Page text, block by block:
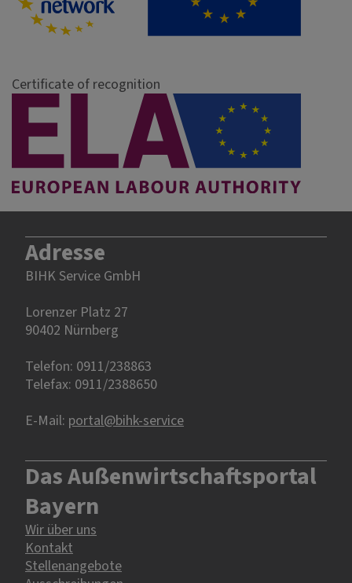
Certificate of recognition
Adresse
BIHK Service GmbH
Lorenzer Platz 27
90402 Nürnberg‎‎
Telefon: 0911/238863
Telefax: 0911/2388650
E-Mail: portal@bihk-service
Das Außenwirtschaftsportal
Bayern
Wir über uns
Kontakt
Stellenangebote